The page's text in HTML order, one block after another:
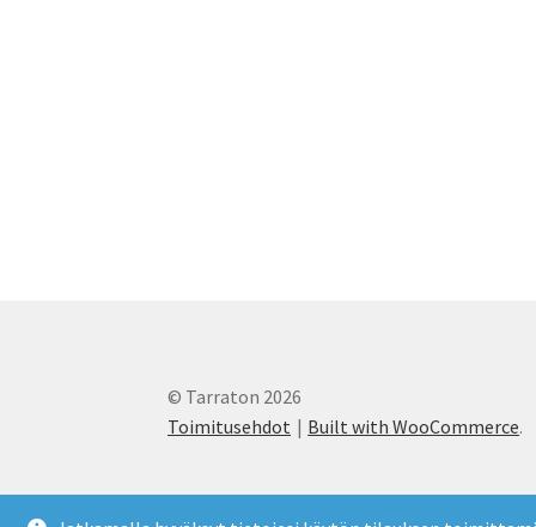
© Tarraton 2026
Toimitusehdot
Built with WooCommerce.